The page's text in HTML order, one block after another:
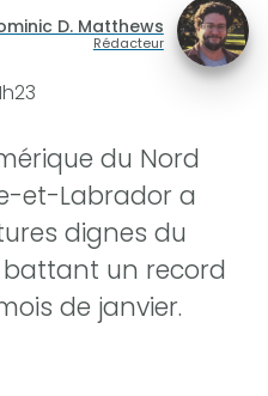
D. Matthews
Rédacteur
du Nord
et-Labrador a
dignes du
un record
de janvier.